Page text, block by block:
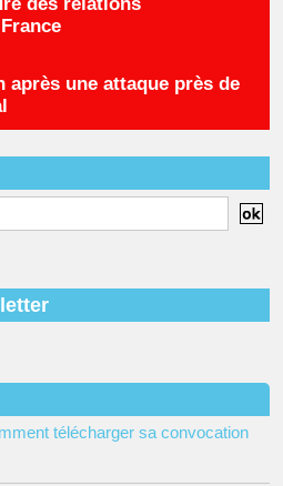
après une attaque près de
télécharger sa convocation